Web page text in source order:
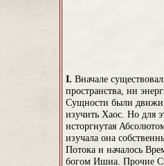
I. Вначале
пространства, ни
Сущности были
изучить Хаос. Но для
исторгнутая
изучала она
Потока и началось
богом Ишиа. Прочие